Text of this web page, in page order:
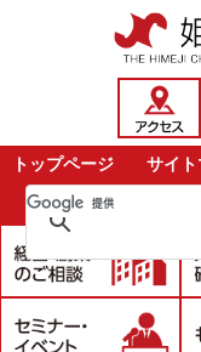
トップページ サイ